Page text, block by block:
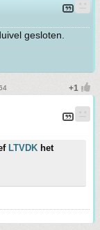
gesloten.
LTVDK het